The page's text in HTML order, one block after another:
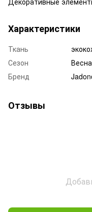
Характеристики
Ткань
Сезон
Бренд
Отзывы